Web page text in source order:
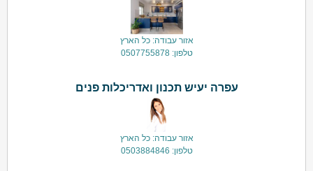
אזור עבודה: כל הארץ
טלפון: 0507755878
עפרה יעיש תכנון ואדריכלות פנים
אזור עבודה: כל הארץ
טלפון: 0503884846